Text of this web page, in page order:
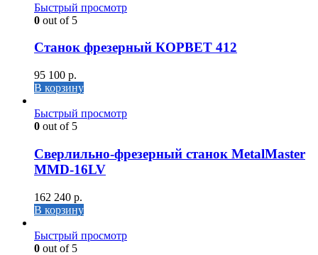
Быстрый просмотр
0 out of 5
Станок фрезерный КОРВЕТ 412
95 100 р.
В корзину
Быстрый просмотр
0 out of 5
Сверлильно-фрезерный станок MetalMaster
MMD-16LV
162 240 р.
В корзину
Быстрый просмотр
0 out of 5